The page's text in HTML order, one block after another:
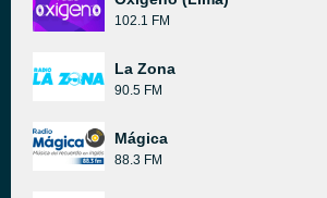
102.1 FM
La Zona
90.5 FM
Mágica
88.3 FM